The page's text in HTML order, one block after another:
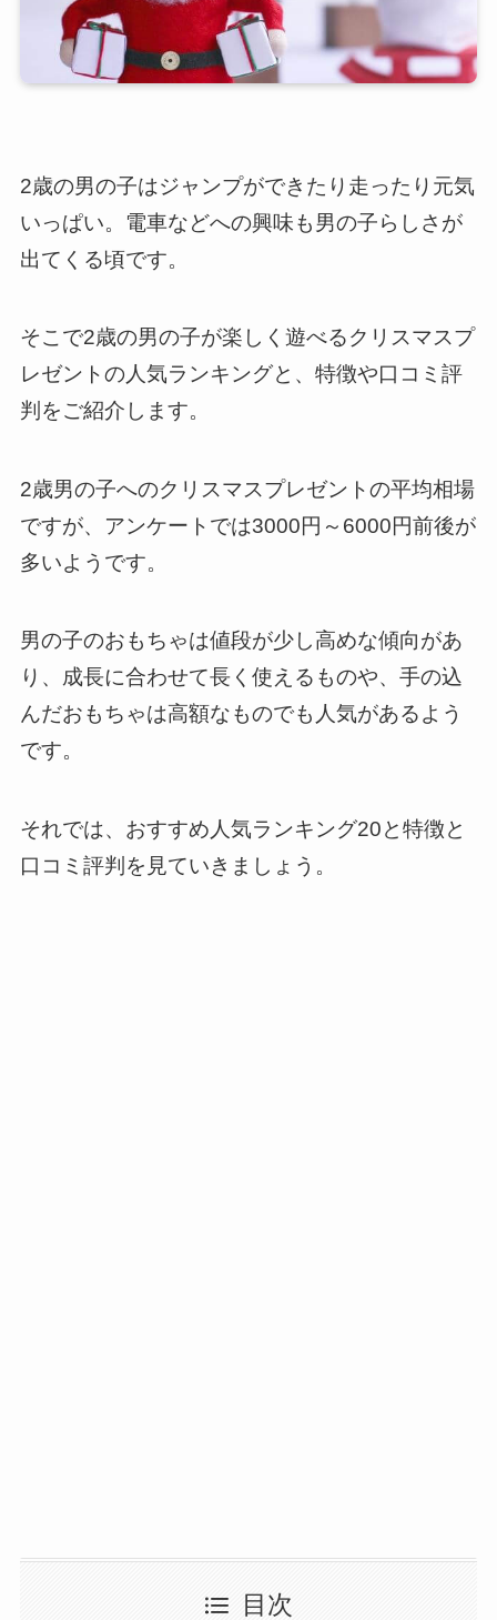
2歳の男の子はジャンプができたり走ったり元気
いっぱい。電車などへの興味も男の子らしさが
出てくる頃です。
そこで2歳の男の子が楽しく遊べるクリスマスプ
レゼントの人気ランキングと、特徴や口コミ評
判をご紹介します。
2歳男の子へのクリスマスプレゼントの平均相場
ですが、アンケートでは3000円～6000円前後が
多いようです。
男の子のおもちゃは値段が少し高めな傾向があ
り、成長に合わせて長く使えるものや、手の込
んだおもちゃは高額なものでも人気があるよう
です。
それでは、おすすめ人気ランキング20と特徴と
口コミ評判を見ていきましょう。
目次